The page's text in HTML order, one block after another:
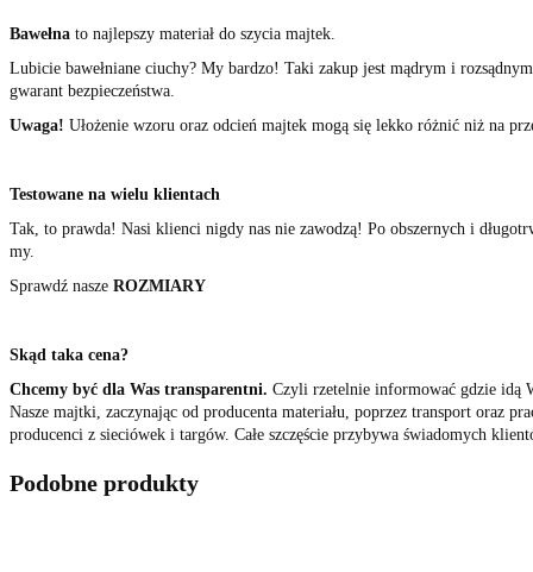
Bawełna to najlepszy materiał do szycia majtek.
Lubicie bawełniane ciuchy? My bardzo! Taki zakup jest mądrym i
gwarant bezpieczeństwa.
Uwaga! Ułożenie wzoru oraz odcień majtek mogą się lekko różnić niż na
Testowane na wielu klientach
Tak, to prawda! Nasi klienci nigdy nas nie zawodzą! Po obszernych i
my.
Sprawdź nasze ROZMIARY
Skąd taka cena?
Chcemy być dla Was transparentni. Czyli rzetelnie informować gdzie idą
Nasze majtki, zaczynając od producenta materiału, poprzez transport oraz
producenci z sieciówek i targów. Całe szczęście przybywa świadomych
Podobne produkty